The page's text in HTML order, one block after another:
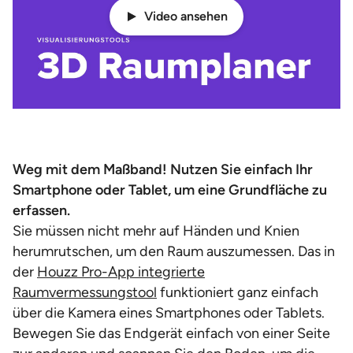
Video ansehen
Weg mit dem Maßband! Nutzen Sie einfach Ihr
Smartphone oder Tablet, um eine Grundfläche zu
erfassen.
Sie müssen nicht mehr auf Händen und Knien
herumrutschen, um den Raum auszumessen. Das in
der Houzz Pro-App integrierte
Raumvermessungstool funktioniert ganz einfach
über die Kamera eines Smartphones oder Tablets.
Bewegen Sie das Endgerät einfach von einer Seite